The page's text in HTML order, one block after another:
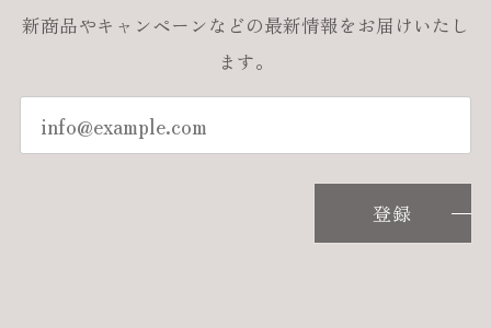
新商品やキャンペーンなどの最新情報をお届けいたし
ます。
登録